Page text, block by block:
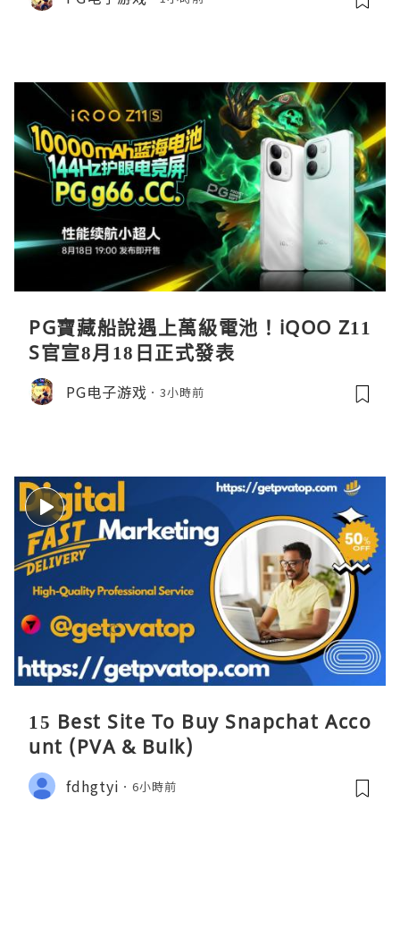
PG寶藏船說遇上萬級電池！iQOO Z11
S官宣8月18日正式發表
PG电子游戏 3小時前
15 Best Site To Buy Snapchat Acco
unt (PVA & Bulk)
fdhgtyi 6小時前